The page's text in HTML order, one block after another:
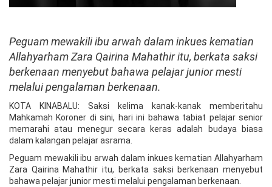
Peguam mewakili ibu arwah dalam inkues kematian
Allahyarham Zara Qairina Mahathir itu, berkata saksi
berkenaan menyebut bahawa pelajar junior mesti
melalui pengalaman berkenaan.
KOTA KINABALU: Saksi kelima kanak-kanak memberitahu
Mahkamah Koroner di sini, hari ini bahawa tabiat pelajar senior
memarahi atau menegur secara keras adalah budaya biasa
dalam kalangan pelajar asrama.
Peguam mewakili ibu arwah dalam inkues kematian Allahyarham
Zara Qairina Mahathir itu, berkata saksi berkenaan menyebut
bahawa pelajar junior mesti melalui pengalaman berkenaan.